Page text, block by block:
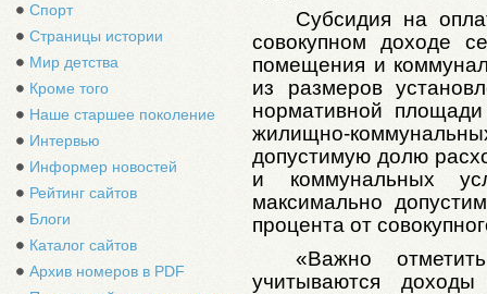
Спорт
Страницы истории
Мир детства
Кроме того
Наше старшее поколение
Интервью
Информер новостей
Рейтинг сайтов
Блоги
Каталог сайтов
Архив номеров в PDF
Субсидия на
совокупном доходе
помещения и
из размеров
нормативной
жилищно-
допустимую долю
и коммунальных
максимально
процента от
«Важно
учитываются